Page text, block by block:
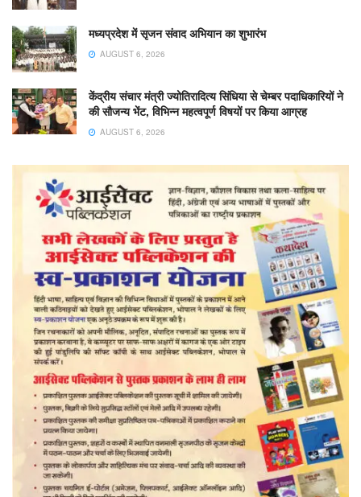
मध्यप्रदेश में सृजन संवाद अभियान का शुभारंभ
AUGUST 6, 2026
केंद्रीय संचार मंत्री ज्योतिरादित्य सिंधिया से चेम्बर पदाधिकारियों ने
की सौजन्य भेंट, विभिन्न महत्वपूर्ण विषयों पर किया आग्रह
AUGUST 6, 2026